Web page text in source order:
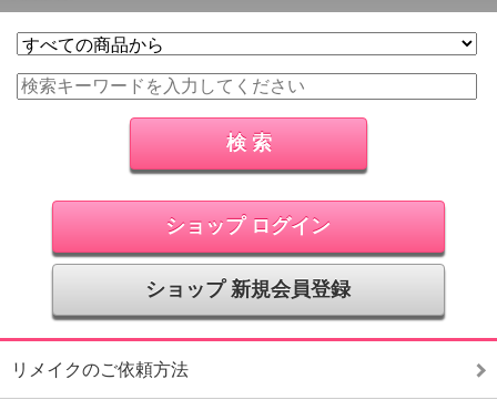
ショップ ログイン
ショップ 新規会員登録
リメイクのご依頼方法